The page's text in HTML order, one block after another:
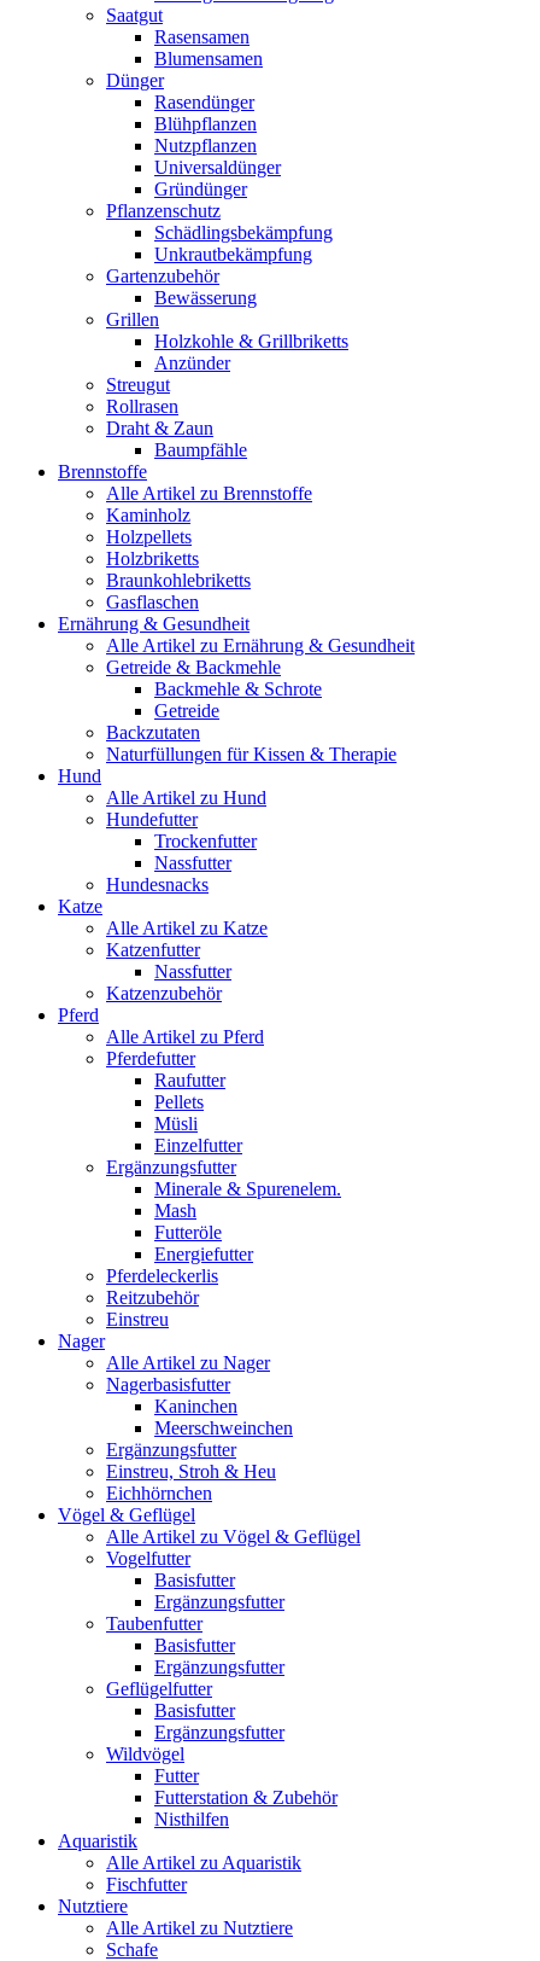
Saatgut
Rasensamen
Blumensamen
Dünger
Rasendünger
Blühpflanzen
Nutzpflanzen
Universaldünger
Gründünger
Pflanzenschutz
Schädlingsbekämpfung
Unkrautbekämpfung
Gartenzubehör
Bewässerung
Grillen
Holzkohle & Grillbriketts
Anzünder
Streugut
Rollrasen
Draht & Zaun
Baumpfähle
Brennstoffe
Alle Artikel zu Brennstoffe
Kaminholz
Holzpellets
Holzbriketts
Braunkohlebriketts
Gasflaschen
Ernährung & Gesundheit
Alle Artikel zu Ernährung & Gesundheit
Getreide & Backmehle
Backmehle & Schrote
Getreide
Backzutaten
Naturfüllungen für Kissen & Therapie
Hund
Alle Artikel zu Hund
Hundefutter
Trockenfutter
Nassfutter
Hundesnacks
Katze
Alle Artikel zu Katze
Katzenfutter
Nassfutter
Katzenzubehör
Pferd
Alle Artikel zu Pferd
Pferdefutter
Raufutter
Pellets
Müsli
Einzelfutter
Ergänzungsfutter
Minerale & Spurenelem.
Mash
Futteröle
Energiefutter
Pferdeleckerlis
Reitzubehör
Einstreu
Nager
Alle Artikel zu Nager
Nagerbasisfutter
Kaninchen
Meerschweinchen
Ergänzungsfutter
Einstreu, Stroh & Heu
Eichhörnchen
Vögel & Geflügel
Alle Artikel zu Vögel & Geflügel
Vogelfutter
Basisfutter
Ergänzungsfutter
Taubenfutter
Basisfutter
Ergänzungsfutter
Geflügelfutter
Basisfutter
Ergänzungsfutter
Wildvögel
Futter
Futterstation & Zubehör
Nisthilfen
Aquaristik
Alle Artikel zu Aquaristik
Fischfutter
Nutztiere
Alle Artikel zu Nutztiere
Schafe